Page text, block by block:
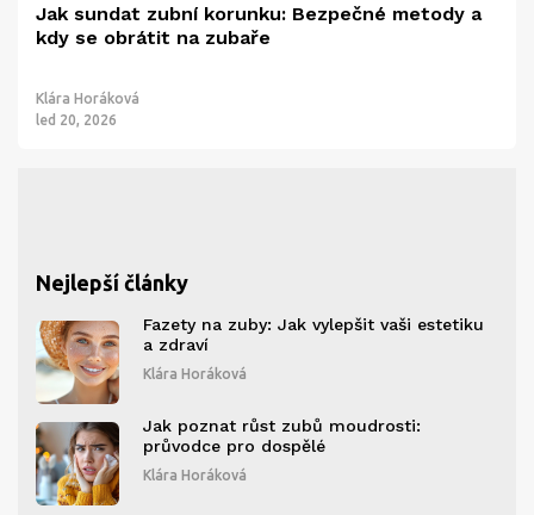
Jak sundat zubní korunku: Bezpečné metody a
kdy se obrátit na zubaře
Klára Horáková
led 20, 2026
Nejlepší články
Fazety na zuby: Jak vylepšit vaši estetiku
a zdraví
Klára Horáková
Jak poznat růst zubů moudrosti:
průvodce pro dospělé
Klára Horáková